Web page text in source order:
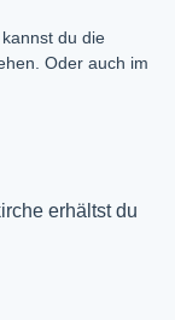
du die
Oder auch im
erhältst du